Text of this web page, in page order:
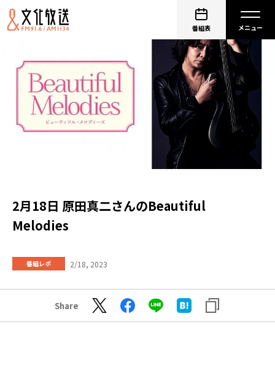
番組表
2月18日 原田真二さんのBeautiful
Melodies
番組レポ 2/18, 2023
Share